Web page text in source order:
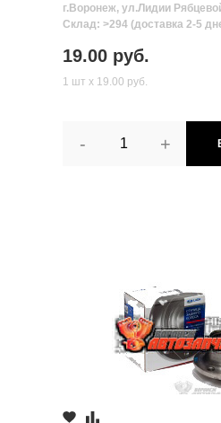
г.Воронеж, ул.Лидии
Склад: >294 (доставка 2-5
19.00 руб.
1 шт х 19.00 руб.
- +